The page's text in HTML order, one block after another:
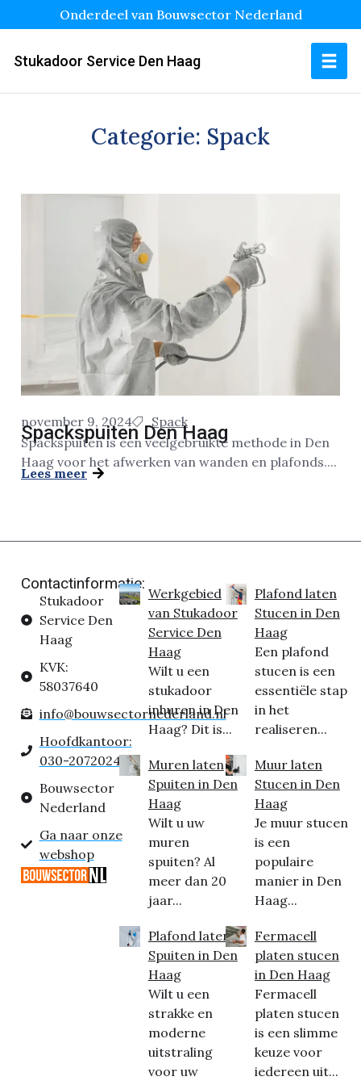
Onderdeel van Bouwsector Nederland
Stukadoor Service Den Haag
Categorie: Spack
november 9, 2024 Spack
Spackspuiten Den Haag
Spackspuiten is een veelgebruikte methode in Den
Haag voor het afwerken van wanden en plafonds....
Lees meer
Contactinformatie:
Stukadoor
Service Den
Haag
KVK:
58037640
info@bouwsectornederland.nl
Hoofdkantoor:
030-2072024
Bouwsector
Nederland
Ga naar onze
webshop
Werkgebied
van Stukadoor
Service Den
Haag
Wilt u een
stukadoor
inhuren in Den
Haag? Dit is...
Muren laten
Spuiten in Den
Haag
Wilt u uw
muren
spuiten? Al
meer dan 20
jaar...
Plafond laten
Spuiten in Den
Haag
Wilt u een
strakke en
moderne
uitstraling
voor uw
Plafond laten
Stucen in Den
Haag
Een plafond
stucen is een
essentiële stap
in het
realiseren...
Muur laten
Stucen in Den
Haag
Je muur stucen
is een
populaire
manier in Den
Haag...
Fermacell
platen stucen
in Den Haag
Fermacell
platen stucen
is een slimme
keuze voor
iedereen uit...